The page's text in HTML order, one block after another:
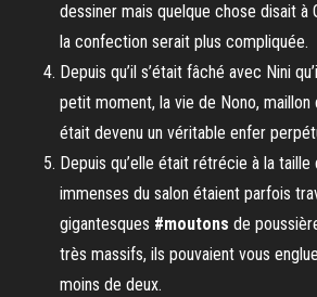
dessiner mais quelque chose disait à
la confection serait plus compliquée.
Depuis qu’il s’était fâché avec Nini
petit moment, la vie de Nono, maillon
était devenu un véritable enfer
Depuis qu’elle était rétrécie à la taille
immenses du salon étaient parfois
gigantesques #moutons de
très massifs, ils pouvaient vous
moins de deux.